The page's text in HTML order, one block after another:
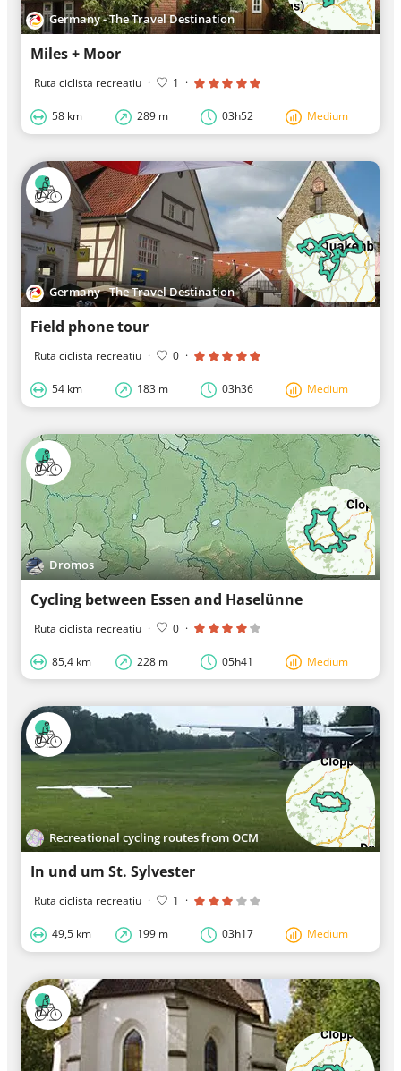
Germany - The Travel Destination
Miles + Moor
Ruta ciclista recreatiu · 1 ·
58 km 289 m 03h52 Medium
Germany - The Travel Destination
Field phone tour
Ruta ciclista recreatiu · 0 ·
54 km 183 m 03h36 Medium
Dromos
Cycling between Essen and Haselünne
Ruta ciclista recreatiu · 0 ·
85,4 km 228 m 05h41 Medium
Recreational cycling routes from OCM
In und um St. Sylvester
Ruta ciclista recreatiu · 1 ·
49,5 km 199 m 03h17 Medium